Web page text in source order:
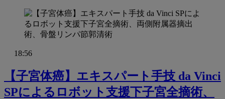
18:56
【子宮体癌】エキスパート手技 da Vinci
SPによるロボット支援下子宮全摘術、